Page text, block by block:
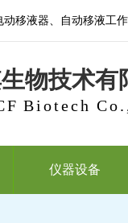
移液器、自动移液工
物技术有
Biotech
仪器设备